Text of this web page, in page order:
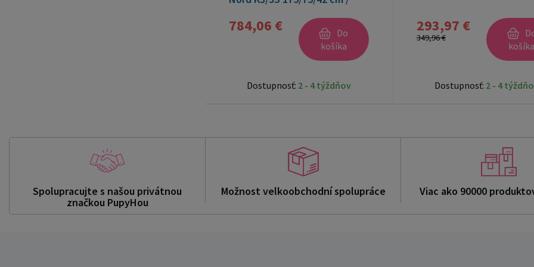
784,06 €
Do
košíka
Dostupnosť: 2 - 4 týždňov
293,97 €
349,96 €
Dostupnosť: 2 - 4
Spolupracujte s našou privátnou
značkou PupyHou
Možnost velkoobchodní spolupráce Viac ako 90000